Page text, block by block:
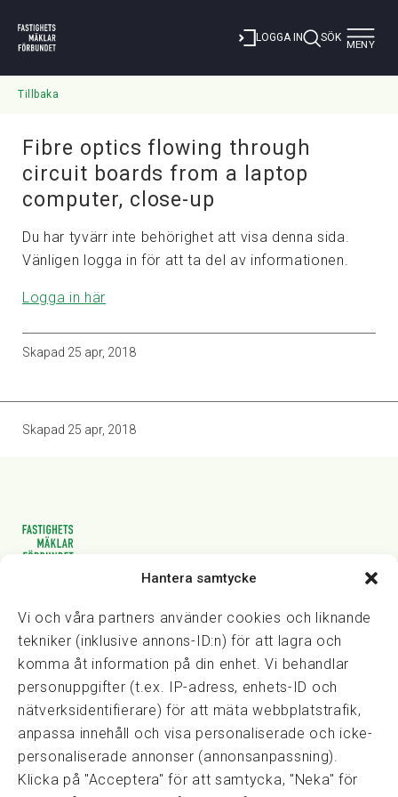
Hantera samtycke
Vi och våra partners använder cookies och liknande
tekniker (inklusive annons-ID:n) för att lagra och
komma åt information på din enhet. Vi behandlar
personuppgifter (t.ex. IP-adress, enhets-ID och
nätverksidentifierare) för att mäta webbplatstrafik,
anpassa innehåll och visa personaliserade och icke-
personaliserade annonser (annonsanpassning).
Klicka på "Acceptera" för att samtycka, "Neka" för
LOGGA IN SÖK Toggle
MENY
Tillbaka
Fibre optics flowing through
circuit boards from a laptop
computer, close-up
Du har tyvärr inte behörighet att visa denna sida.
Vänligen logga in för att ta del av informationen.
Logga in här
Skapad 25 apr, 2018
Skapad 25 apr, 2018
Vasagatan 28, 111 20 Stockholm
kansli@fmf.se
Snabblänkar
Prisexempel
Medarbetare
Policies & integritet
Information om Cookie-hantering och Google Analytics